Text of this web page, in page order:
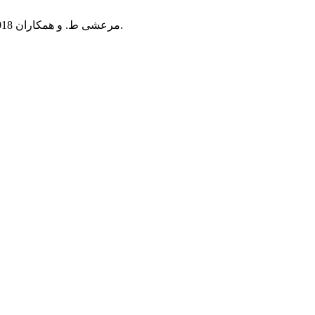
مرعشی ط. و همکاران 2018. تعارض تصمیم گیری در انتخاب روش زایمان در مادران نخست زا.